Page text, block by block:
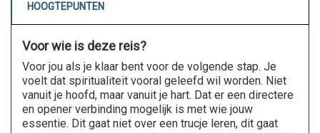
HOOGTEPUNTEN
Voor wie is deze reis?
Voor jou als je klaar bent voor de volgende stap. Je
voelt dat spiritualiteit vooral geleefd wil worden. Niet
vanuit je hoofd, maar vanuit je hart. Dat er een directere
en opener verbinding mogelijk is met wie jouw
essentie. Dit gaat niet over een trucje leren, dit gaat